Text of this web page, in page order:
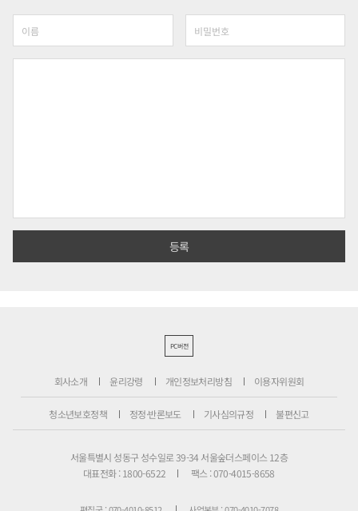
PC버전
회사소개 윤리강령 개인정보처리방침 이용자위원회
청소년보호정책 정정·반론보도 기사심의규정 불편신고
서울특별시 성동구 성수일로 39-34 서울숲더스페이스 12층
대표전화 : 1800-6522
팩스 : 070-4015-8658